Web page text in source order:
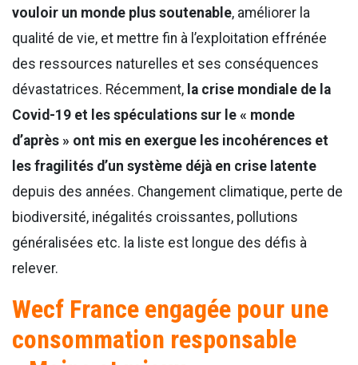
vouloir un monde plus soutenable, améliorer la
qualité de vie, et mettre fin à l’exploitation effrénée
des ressources naturelles et ses conséquences
dévastatrices. Récemment, la crise mondiale de la
Covid-19 et les spéculations sur le « monde
d’après » ont mis en exergue les incohérences et
les fragilités d’un système déjà en crise latente
depuis des années. Changement climatique, perte de
biodiversité, inégalités croissantes, pollutions
généralisées etc. la liste est longue des défis à
relever.
Wecf France engagée pour une
consommation responsable